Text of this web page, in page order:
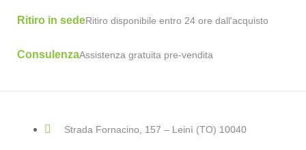
Ritiro in sedeRitiro disponibile entro 24 ore dall'acquisto
ConsulenzaAssistenza gratuita pre-vendita
Strada Fornacino, 157 – Leinì (TO) 10040